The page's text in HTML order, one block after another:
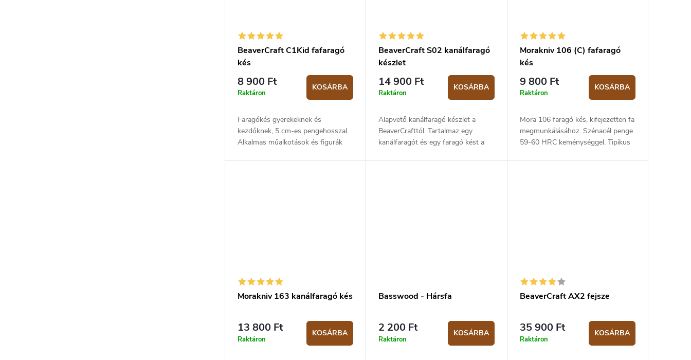
BeaverCraft C1Kid fafaragó
kés
8 900 Ft
Raktáron
KOSÁRBA
Faragókés gyerekeknek és
kezdőknek, 5 cm-es pengehosszal.
Alkalmas műalkotások és figurák
BeaverCraft S02 kanálfaragó
készlet
14 900 Ft
Raktáron
KOSÁRBA
Alapvető kanálfaragó készlet a
BeaverCrafttól. Tartalmaz egy
kanálfaragót és egy faragó kést a
Morakniv 106 (C) fafaragó
kés
9 800 Ft
Raktáron
KOSÁRBA
Mora 106 faragó kés, kifejezetten fa
megmunkálásához. Szénacél penge
59-60 HRC keménységgel. Tipikus
Morakniv 163 kanálfaragó kés
13 800 Ft
Raktáron
KOSÁRBA
Basswood - Hársfa
2 200 Ft
Raktáron
KOSÁRBA
BeaverCraft AX2 fejsze
35 900 Ft
Raktáron
KOSÁRBA